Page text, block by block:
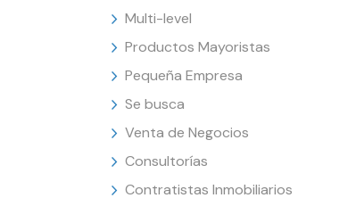
Multi-level
Productos Mayoristas
Pequeña Empresa
Se busca
Venta de Negocios
Consultorías
Contratistas Inmobiliarios